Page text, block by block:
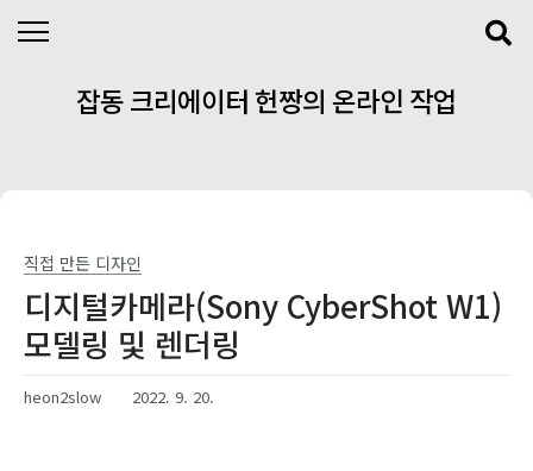
잡동 크리에이터 헌짱의 온라인 작업
직접 만든 디자인
디지털카메라(Sony CyberShot W1)
모델링 및 렌더링
heon2slow 2022. 9. 20.